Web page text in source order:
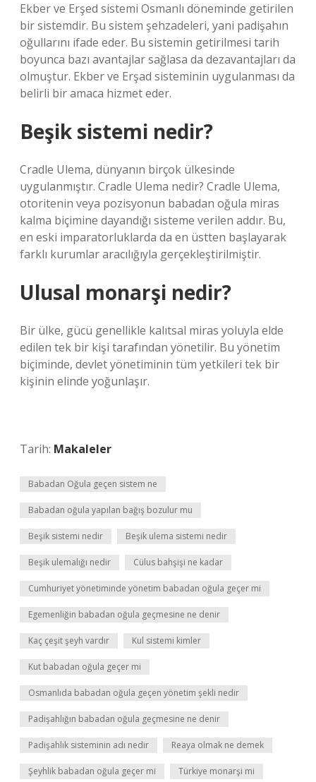
Ekber ve Erşed sistemi Osmanlı döneminde getirilen
bir sistemdir. Bu sistem şehzadeleri, yani padişahın
oğullarını ifade eder. Bu sistemin getirilmesi tarih
boyunca bazı avantajlar sağlasa da dezavantajları da
olmuştur. Ekber ve Erşad sisteminin uygulanması da
belirli bir amaca hizmet eder.
Beşik sistemi nedir?
Cradle Ulema, dünyanın birçok ülkesinde
uygulanmıştır. Cradle Ulema nedir? Cradle Ulema,
otoritenin veya pozisyonun babadan oğula miras
kalma biçimine dayandığı sisteme verilen addır. Bu,
en eski imparatorluklarda da en üstten başlayarak
farklı kurumlar aracılığıyla gerçekleştirilmiştir.
Ulusal monarşi nedir?
Bir ülke, gücü genellikle kalıtsal miras yoluyla elde
edilen tek bir kişi tarafından yönetilir. Bu yönetim
biçiminde, devlet yönetiminin tüm yetkileri tek bir
kişinin elinde yoğunlaşır.
Tarih: Makaleler
Babadan Oğula geçen sistem ne
Babadan oğula yapılan bağış bozulur mu
Beşik sistemi nedir Beşik ulema sistemi nedir
Beşik ulemalığı nedir Cülus bahşişi ne kadar
Cumhuriyet yönetiminde yönetim babadan oğula geçer mi
Egemenliğin babadan oğula geçmesine ne denir
Kaç çeşit şeyh vardır Kul sistemi kimler
Kut babadan oğula geçer mi
Osmanlıda babadan oğula geçen yönetim şekli nedir
Padişahlığın babadan oğula geçmesine ne denir
Padişahlık sisteminin adı nedir Reaya olmak ne demek
Şeyhlik babadan oğula geçer mi Türkiye monarşi mi